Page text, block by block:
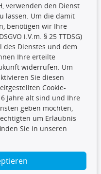
verwenden den Dienst
lassen. Um die damit
benötigen wir Ihre
i.V.m. § 25 TTDSG)
des Dienstes und dem
Ihre erteilte
widerrufen. Um
Sie diesen
Cookie-
Jahre alt sind und Ihre
geben möchten,
um Erlaubnis
Sie in unseren